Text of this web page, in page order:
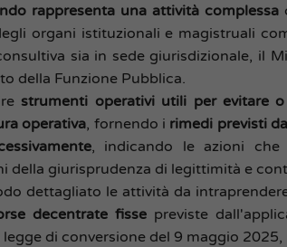
rappresenta una attività complessa
organi istituzionali e magistruali
sia in sede giurisdizionale, il
della Funzione Pubblica.
strumenti operativi utili per evitare
operativa, fornendo i rimedi previsti
, indicando le azioni che
della giurisprudenza di legittimità e
dettagliato le attività da
decentrate fisse previste
di conversione del 9 maggio 2025,